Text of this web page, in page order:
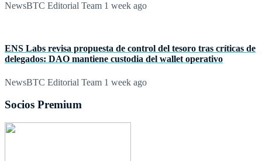
NewsBTC Editorial Team 1 week ago
ENS Labs revisa propuesta de control del tesoro tras críticas de
delegados: DAO mantiene custodia del wallet operativo
NewsBTC Editorial Team 1 week ago
Socios Premium